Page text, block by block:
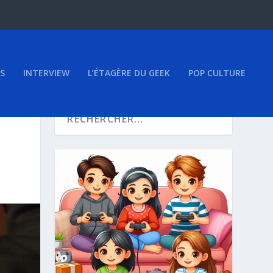
INTERVIEW L’ÉTAGÈRE DU GEEK POP CULTURE